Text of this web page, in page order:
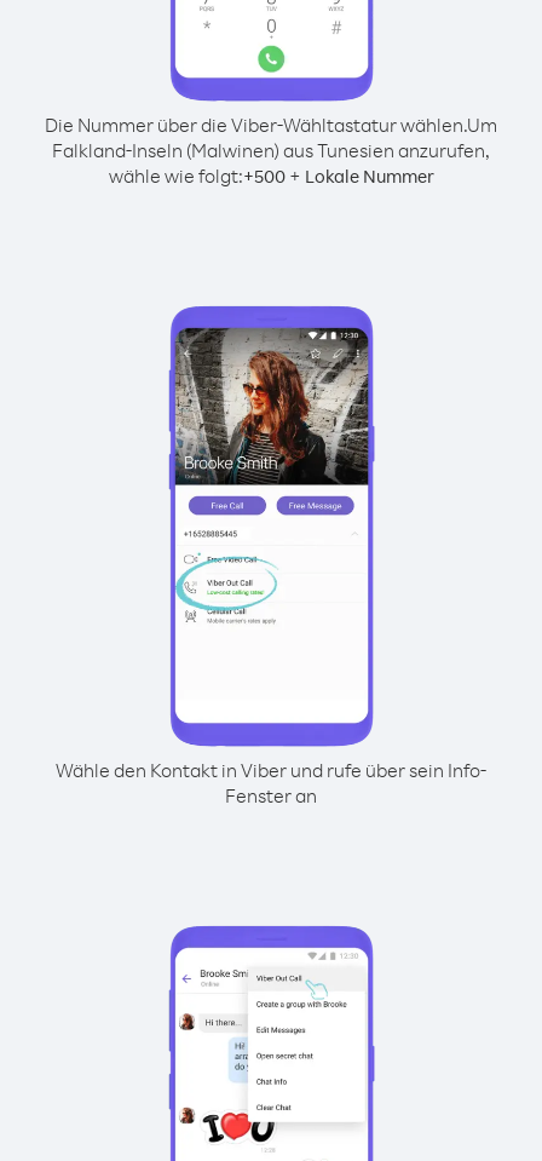
Die Nummer über die Viber-Wähltastatur wählen.Um
Falkland-Inseln (Malwinen) aus Tunesien anzurufen,
wähle wie folgt:+500+ Lokale Nummer
Wähle den Kontakt in Viber und rufe über sein Info-
Fenster an